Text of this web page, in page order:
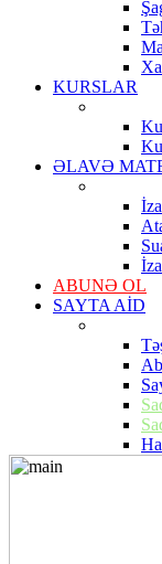
KURSLAR
ƏLAVƏ
ABUNƏ OL
SAYTA AİD